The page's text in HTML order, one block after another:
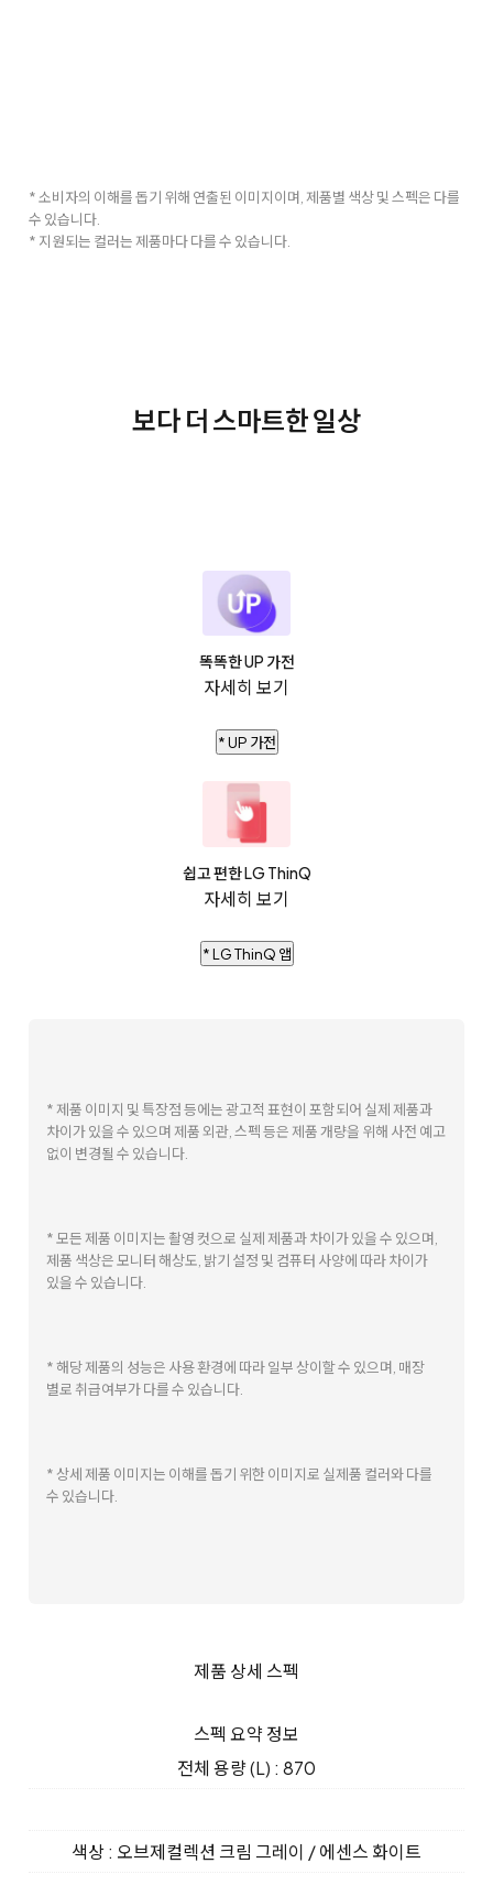
* 소비자의 이해를 돕기 위해 연출된 이미지이며, 제품별 색상 및 스펙은 다를
수 있습니다.
* 지원되는 컬러는 제품마다 다를 수 있습니다.
보다 더 스마트한 일상
똑똑한 UP 가전
자세히 보기
* UP 가전
쉽고 편한 LG ThinQ
자세히 보기
* LG ThinQ 앱
* 제품 이미지 및 특장점 등에는 광고적 표현이 포함되어 실제 제품과
차이가 있을 수 있으며 제품 외관, 스펙 등은 제품 개량을 위해 사전 예고
없이 변경될 수 있습니다.
* 모든 제품 이미지는 촬영 컷으로 실제 제품과 차이가 있을 수 있으며,
제품 색상은 모니터 해상도, 밝기 설정 및 컴퓨터 사양에 따라 차이가
있을 수 있습니다.
* 해당 제품의 성능은 사용 환경에 따라 일부 상이할 수 있으며, 매장
별로 취급여부가 다를 수 있습니다.
* 상세 제품 이미지는 이해를 돕기 위한 이미지로 실제품 컬러와 다를
수 있습니다.
제품 상세 스펙
스펙 요약 정보
전체 용량 (L) : 870
색상 : 오브제컬렉션 크림 그레이 / 에센스 화이트